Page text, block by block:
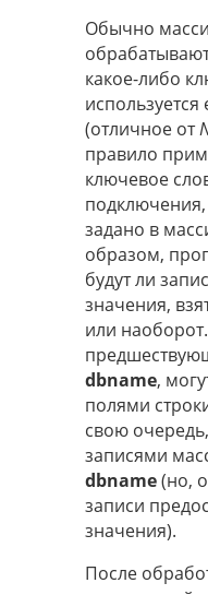
Обычно
какое-либо
(отличное от
правило
ключевое
подключения,
задано в
образом,
будут ли
значения,
или
dbname,
полями
свою
записями
dbname(но,
записи
значения).
После